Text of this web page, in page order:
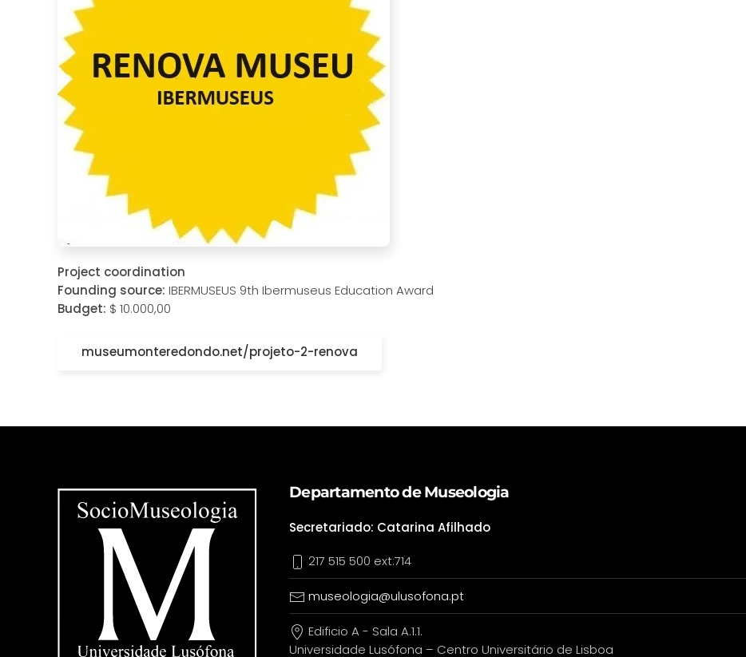
Project coordination
Founding source: IBERMUSEUS 9th Ibermuseus Education Award
Budget: $ 10.000,00
museumonteredondo.net/projeto-2-renova
Departamento de Museologia
Secretariado: Catarina Afilhado
217 515 500 ext:714
museologia@ulusofona.pt
Edificio A - Sala A.1.1.
Universidade Lusófona – Centro Universitário de Lisboa